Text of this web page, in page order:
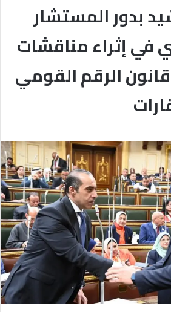
بدور المستشار
في إثراء مناقشات
الرقم القومي